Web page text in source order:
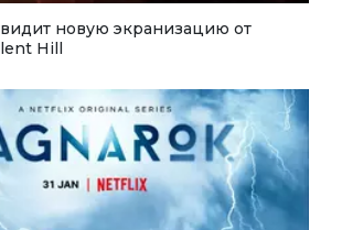
новую экранизацию от
Hill